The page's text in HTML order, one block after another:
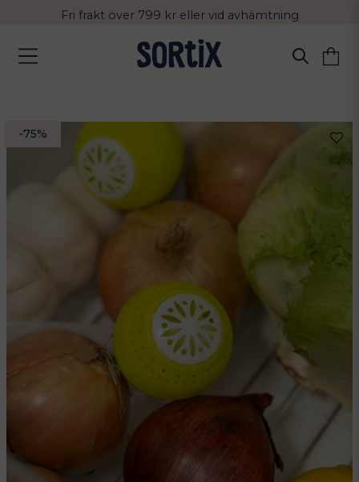
Fri frakt över 799 kr eller vid avhämtning
Leverans 2-4 arbetsdagar med Postnord
-75%